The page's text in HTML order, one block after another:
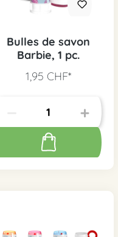
Bulles de savon
Barbie, 1 pc.
1,95 CHF*